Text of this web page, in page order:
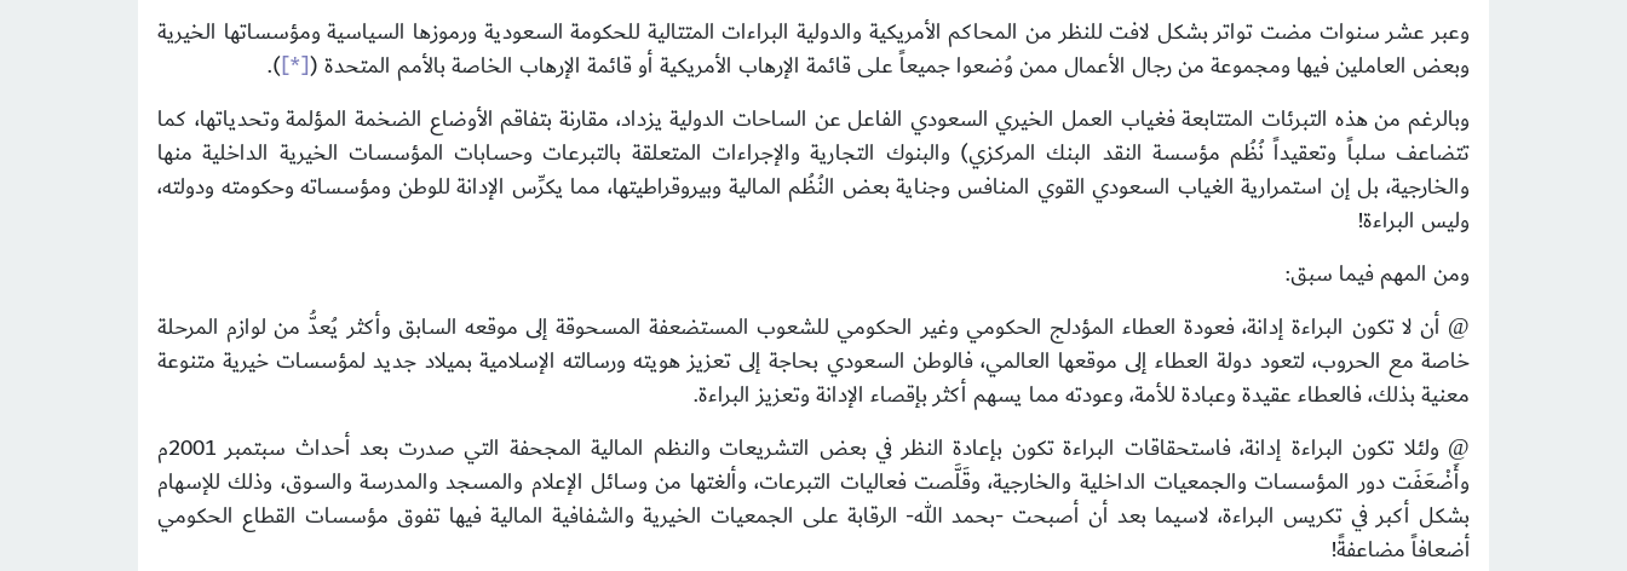
وعبر عشر سنوات مضت تواتر بشكل لافت للنظر من المحاكم الأمريكية والدولية البراءات المتتالية للحكومة السعودية ورموزها السياسية ومؤسساتها الخيرية
وبعض العاملين فيها ومجموعة من رجال الأعمال ممن وُضعوا جميعاً على قائمة الإرهاب الأمريكية أو قائمة الإرهاب الخاصة بالأمم المتحدة ([*]
)
.
وبالرغم من هذه التبرئات المتتابعةفغياب العمل الخيري السعودي الفاعل عن الساحات الدولية يزداد، مقارنة بتفاقم الأوضاع الضخمة المؤلمة وتحدياتها، كما
تتضاعف سلباً وتعقيداً نُظُم مؤسسة النقد البنك المركزي) والبنوك التجارية والإجراءات المتعلقة بالتبرعات وحسابات المؤسسات الخيرية الداخلية منها
والخارجية، بل إن استمرارية الغياب السعودي القوي المنافس وجناية بعض النُظُم المالية وبيروقراطيتها، مما يكرِّس الإدانة للوطن ومؤسساته وحكومته ودولته،
وليس البراءة!
ومن المهم فيما سبق:
@ أن لا تكون البراءة إدانة،فعودة العطاء المؤدلج الحكومي وغير الحكومي للشعوب المستضعفة المسحوقة إلى موقعه السابق وأكثر يُعدُّ من لوازم المرحلة
خاصة مع الحروب، لتعود دولة العطاء إلى موقعها العالمي، فالوطن السعودي بحاجة إلى تعزيز هويته ورسالته الإسلامية بميلاد جديد لمؤسسات خيرية متنوعة
معنية بذلك، فالعطاء عقيدة وعبادة للأمة، وعودته مما يسهم أكثر بإقصاء الإدانة وتعزيز البراءة.
@ ولئلا تكون البراءة إدانة
، فاستحقاقات البراءة تكون بإعادة النظر في بعض التشريعات والنظم المالية المجحفة التي صدرت بعد أحداث سبتمبر 2001م
وأَضْعَفَت دور المؤسسات والجمعيات الداخلية والخارجية، وقَلَّصت فعاليات التبرعات، وألغتها من وسائل الإعلام والمسجد والمدرسة والسوق، وذلك للإسهام
بشكل أكبر في تكريس البراءة، لاسيما بعد أن أصبحت -بحمد الله- الرقابة على الجمعيات الخيرية والشفافية المالية فيها تفوق مؤسسات القطاع الحكومي
أضعافاً مضاعفةً!